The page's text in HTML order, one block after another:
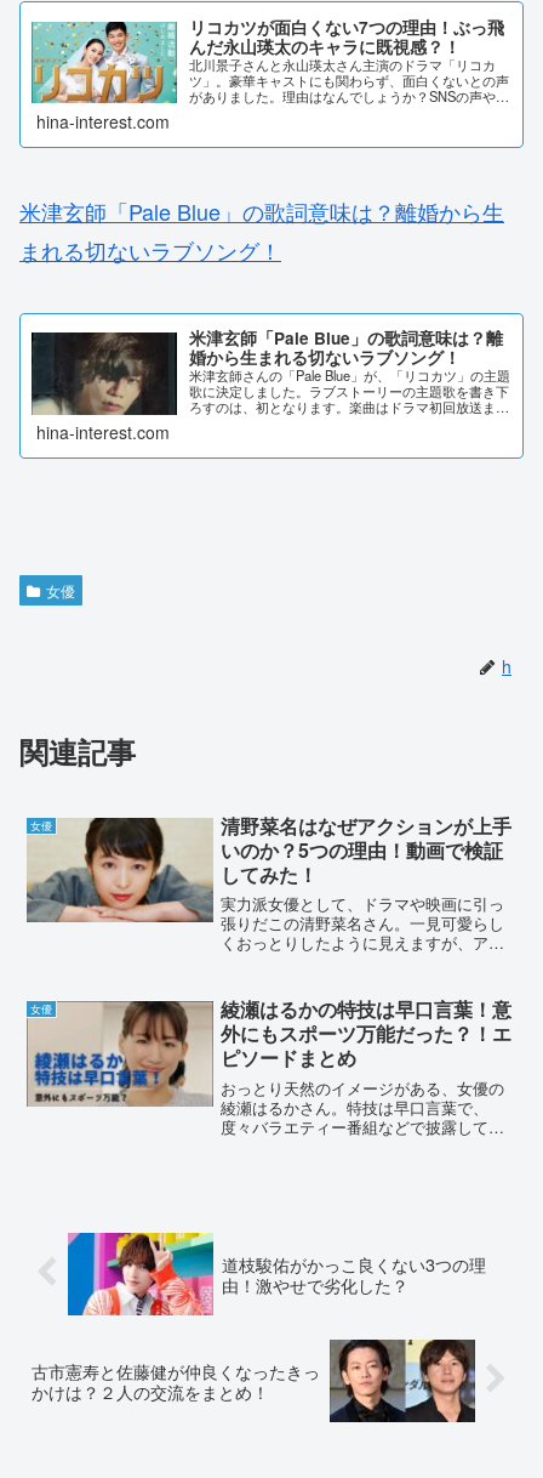
リコカツが面白くない7つの理由！ぶっ飛
んだ永山瑛太のキャラに既視感？！
北川景子さんと永山瑛太さん主演のドラマ「リコカ
ツ」。豪華キャストにも関わらず、面白くないとの声
がありました。理由はなんでしょうか？SNSの声や、
既...
hina-interest.com
米津玄師「Pale Blue」の歌詞意味は？離婚から生
まれる切ないラブソング！
米津玄師「Pale Blue」の歌詞意味は？離
婚から生まれる切ないラブソング！
米津玄師さんの「Pale Blue」が、「リコカツ」の主題
歌に決定しました。ラブストーリーの主題歌を書き下
ろすのは、初となります。楽曲はドラマ初回放送ま
hina-interest.com
女優
h
関連記事
女優
清野菜名はなぜアクションが上手
いのか？5つの理由！動画で検証
してみた！
実力派女優として、ドラマや映画に引っ
張りだこの清野菜名さん。一見可愛らし
くおっとりしたように見えますが、アク
について調べてみました。清野菜名はな
ぜアクションが上手いのか...
女優
綾瀬はるかの特技は早口言葉！意
外にもスポーツ万能だった？！エ
ピソードまとめ
おっとり天然のイメージがある、女優の
綾瀬はるかさん。特技は早口言葉で、
度々バラエティー番組などで披露してい
道枝駿佑がかっこ良くない3つの理
由！激やせで劣化した？
古市憲寿と佐藤健が仲良くなったきっ
かけは？２人の交流をまとめ！